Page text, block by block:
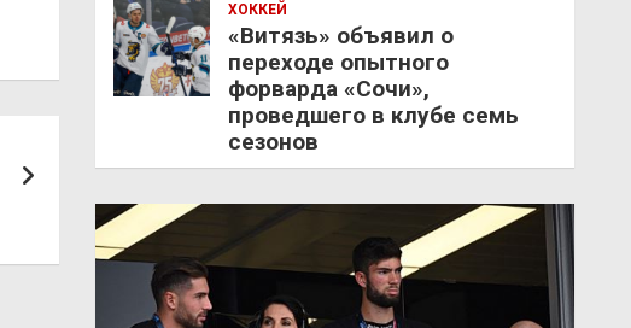
ХОККЕЙ
«Витязь» объявил о
переходе опытного
форварда «Сочи»,
проведшего в клубе семь
сезонов